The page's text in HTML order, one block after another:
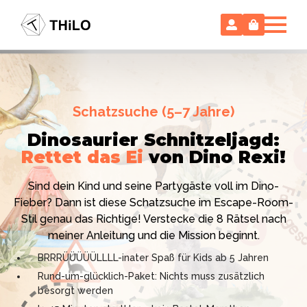
Hollywood-Action im
Kinderzimmer – ohne
Vorbereitungsstress!
Ich bin THiLO, "Dein SPIEGEL"-Bestseller-Autor und
TV-Profi (ZDF "1, 2 oder 3"). Entdecke jetzt meine
Schatzsuchen und Escape Rooms zum Sofort-
Download. Und natürlich meine Ebooks.
Schatzsuche (5–7 Jahre)
Dinosaurier Schnitzeljagd:
Rettet das Ei von Dino Rexi!
Sind dein Kind und seine Partygäste voll im Dino-
Fieber? Dann ist diese Schatzsuche im Escape-Room-
Stil genau das Richtige! Verstecke die 8 Rätsel nach
meiner Anleitung und die Mission beginnt.
BRRRÜÜÜÜÜLLLL-inater Spaß für Kids ab 5 Jahren
Rund-um-glücklich-Paket: Nichts muss zusätzlich
besorgt werden
Escape Room (ab 8 oder 12 Jahre)
Locked-up Agents: Im Labor
des Virologen
Das gab es noch nie: Verwandele dein Zuhause in ein
High-Tech Labor! Unser 24-seitiges PDF enthält alles:
Mission, Agentenausweise, Rätsel und Requisiten.
Knackt den Fall in 90 Minuten!
Kniffliger Rätselspaß für 2 bis 6 Spieler (8 - 11 oder 12–
99 Jahre)
Professionelles PDF: Agentenausweise & Schilder
inklusive